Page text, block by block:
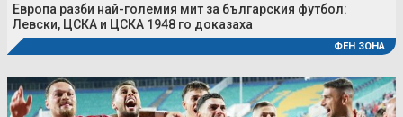
Европа разби най-големия мит за българския футбол:
Левски, ЦСКА и ЦСКА 1948 го доказаха
ФЕН ЗОНА